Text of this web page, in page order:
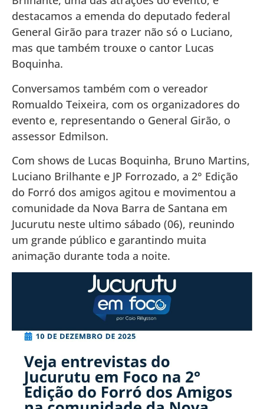
destacamos a emenda do deputado federal
General Girão para trazer não só o Luciano,
mas que também trouxe o cantor Lucas
Boquinha.
Conversamos também com o vereador
Romualdo Teixeira, com os organizadores do
evento e, representando o General Girão, o
assessor Edmilson.
Com shows de Lucas Boquinha, Bruno Martins,
Luciano Brilhante e JP Forrozado, a 2° Edição
do Forró dos amigos agitou e movimentou a
comunidade da Nova Barra de Santana em
Jucurutu neste ultimo sábado (06), reunindo
um grande público e garantindo muita
animação durante toda a noite.